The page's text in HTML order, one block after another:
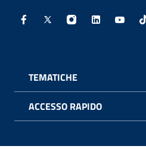
Facebook - Sito esterno -
X - Sito esterno -
Instagram -
Linkedin -
TEMATICHE
ACCESSO RAPIDO